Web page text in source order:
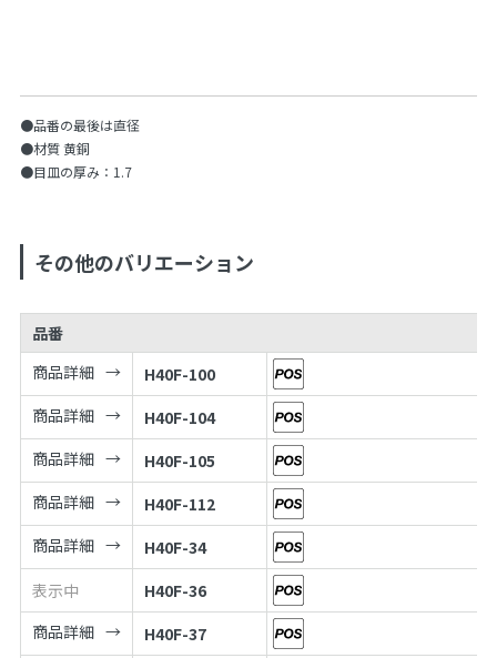
●品番の最後は直径
●材質 黄銅
●目皿の厚み：1.7
その他のバリエーション
品番
商品詳細
H40F-100
商品詳細
H40F-104
商品詳細
H40F-105
商品詳細
H40F-112
商品詳細
H40F-34
表示中
H40F-36
商品詳細
H40F-37